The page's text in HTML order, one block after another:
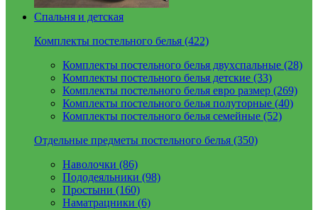
Спальня и детская
Комплекты постельного белья (422)
Комплекты постельного белья двухспальные (28)
Комплекты постельного белья детские (33)
Комплекты постельного белья евро размер (269)
Комплекты постельного белья полуторные (40)
Комплекты постельного белья семейные (52)
Отдельные предметы постельного белья (350)
Наволочки (86)
Пододеяльники (98)
Простыни (160)
Наматрацники (6)